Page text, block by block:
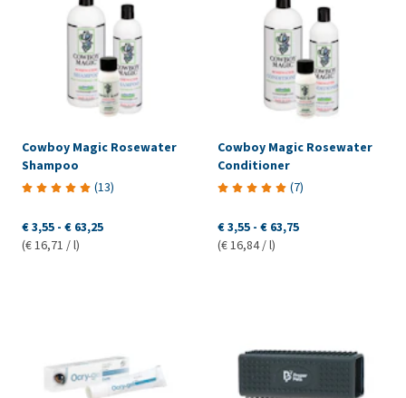
Cowboy Magic Rosewater
Shampoo
(13)
€ 3,55 - € 63,25
(€ 16,71 / l)
Cowboy Magic Rosewater
Conditioner
(7)
€ 3,55 - € 63,75
(€ 16,84 / l)